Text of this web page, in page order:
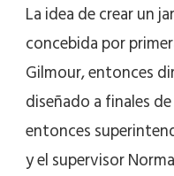
La idea de crear un
concebida por
Gilmour, entonces
diseñado a finales
entonces
y el supervisor